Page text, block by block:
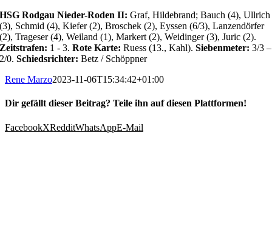
HSG Rodgau Nieder-Roden II: Graf, Hildebrand; Bauch (4), Ullrich
(3), Schmid (4), Kiefer (2), Broschek (2), Eyssen (6/3), Lanzendörfer
(2), Trageser (4), Weiland (1), Markert (2), Weidinger (3), Juric (2).
Zeitstrafen: 1 - 3.Rote Karte: Ruess (13., Kahl).Siebenmeter: 3/3 –
2/0.Schiedsrichter: Betz / Schöppner
Rene Marzo2023-11-06T15:34:42+01:00
Dir gefällt dieser Beitrag? Teile ihn auf diesen Plattformen!
FacebookXRedditWhatsAppE-Mail